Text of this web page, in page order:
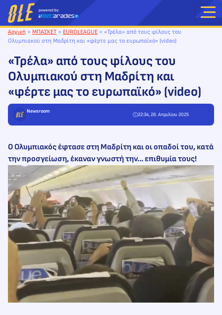
Μετάβαση
στο
περιεχόμενο
Αρχική > ΜΠΑΣΚΕΤ > EUROLEAGUE > «Τρέλα» από τους φίλους του
Ολυμπιακού στη Μαδρίτη και «φέρτε μας το ευρωπαϊκό» (video)
«Τρέλα» από τους φίλους του
Ολυμπιακού στη Μαδρίτη και
«φέρτε μας το ευρωπαϊκό» (video)
Newsroom
22:34, 28. Απριλίου 2025
Ο Ολυμπιακός έφτασε στη Μαδρίτη και οι οπαδοί του, κατά
την προσγείωση, έκαναν γνωστή την… επιθυμία τους!